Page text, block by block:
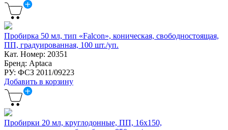
Пробирка 50 мл, тип «Falcon», коническая, свободностоящая,
ПП, градуированная, 100 шт./уп.
Кат. Номер: 20351
Бренд: Aptaca
РУ: ФСЗ 2011/09223
Добавить в корзину
Пробирки 20 мл, круглодонные, ПП, 16х150,